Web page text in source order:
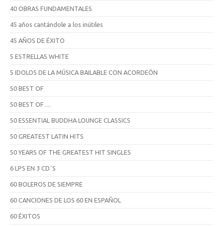
40 OBRAS FUNDAMENTALES
45 años cantándole a los inútiles
45 AÑOS DE ÉXITO
5 ESTRELLAS WHITE
5 IDOLOS DE LA MÚSICA BAILABLE CON ACORDEÓN
50 BEST OF
50 BEST OF …
50 ESSENTIAL BUDDHA LOUNGE CLASSICS
50 GREATEST LATIN HITS
50 YEARS OF THE GREATEST HIT SINGLES
6 LPS EN 3 CD´S
60 BOLEROS DE SIEMPRE
60 CANCIONES DE LOS 60 EN ESPAÑOL
60 ÉXITOS